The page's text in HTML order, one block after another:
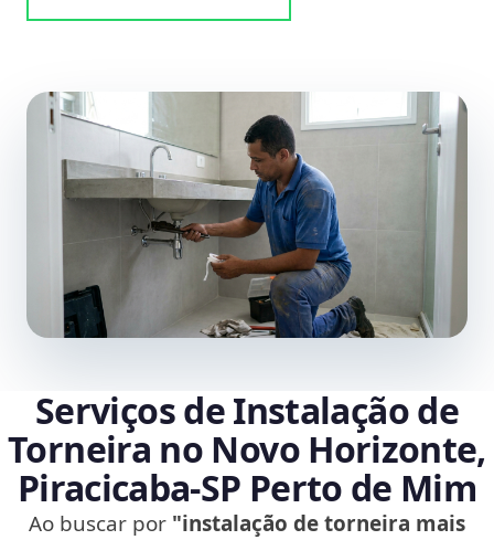
Serviços de Instalação de
Torneira no Novo Horizonte,
Piracicaba‑SP Perto de Mim
Ao buscar por "instalação de torneira mais